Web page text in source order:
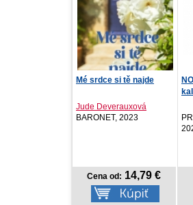
NOTIQUE Nástenný
plánov...
PRESCOGROUP SK,
Cena od: 7,17 €